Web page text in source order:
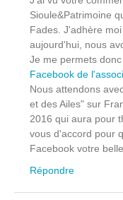
Sioule&Patrimoine
Fades. J'adhère
aujourd'hui, nous
Je me permets
Facebook de
Nous attendons
et des Ailes" sur
2016 qui aura pour
vous d'accord pour
Facebook votre
Répondre